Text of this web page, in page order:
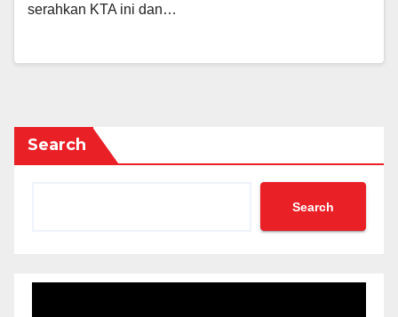
serahkan KTA ini dan…
Search
Search